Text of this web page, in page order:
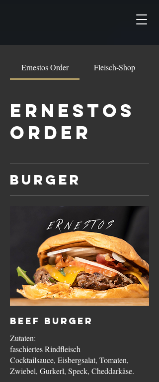
Ernestos Order Fleisch-Shop
Ernestos
Order
Burger
Beef Burger
Zutaten:
faschiertes Rindfleisch
Cocktailsauce, Eisbergsalat, Tomaten,
Zwiebel, Gurkerl, Speck, Cheddarkäse.